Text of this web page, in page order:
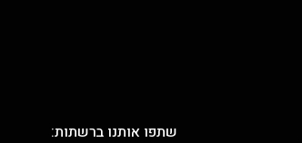
שתפו אותנו ברשתות: